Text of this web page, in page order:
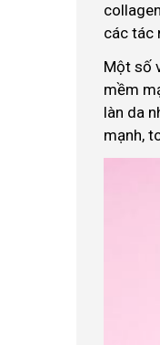
các tác
Một số
mềm
làn da
mạnh,